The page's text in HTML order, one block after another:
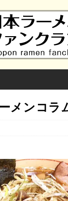
メンコラ